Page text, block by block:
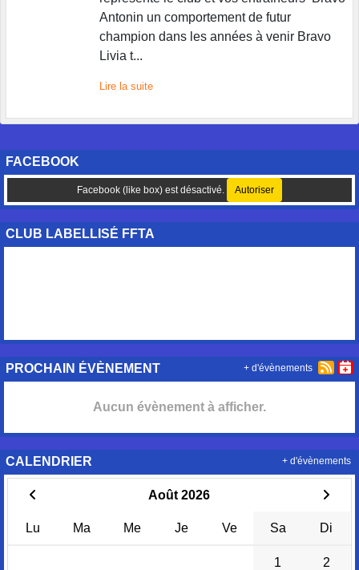
Antonin un comportement de futur
champion dans les années à venir Bravo
Livia t...
Lire la suite
FACEBOOK
Facebook (like box) est désactivé. Autoriser
CLUB LABELLISÉ FFTA
PROCHAIN ÉVÈNEMENT
Aucun évènement à afficher.
+ d'évènements
CALENDRIER
Août 2026
Lu Ma Me Je Ve Sa Di
1 2
+ d'évènements